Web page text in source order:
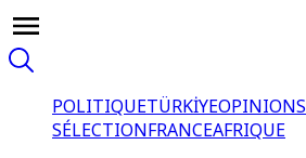
POLITIQUETÜRKİYEOPINIONS
SÉLECTIONFRANCEAFRIQUE